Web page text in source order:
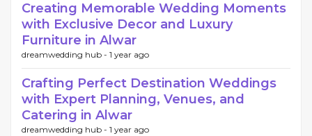
Creating Memorable Wedding Moments
with Exclusive Decor and Luxury
Furniture in Alwar
dreamwedding hub - 1 year ago
Crafting Perfect Destination Weddings
with Expert Planning, Venues, and
Catering in Alwar
dreamwedding hub - 1 year ago